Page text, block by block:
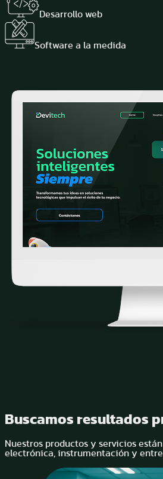
Desarrollo web
Software a la medida
Buscamos resultados
Nuestros productos y servicios
electrónica, instrumentación y